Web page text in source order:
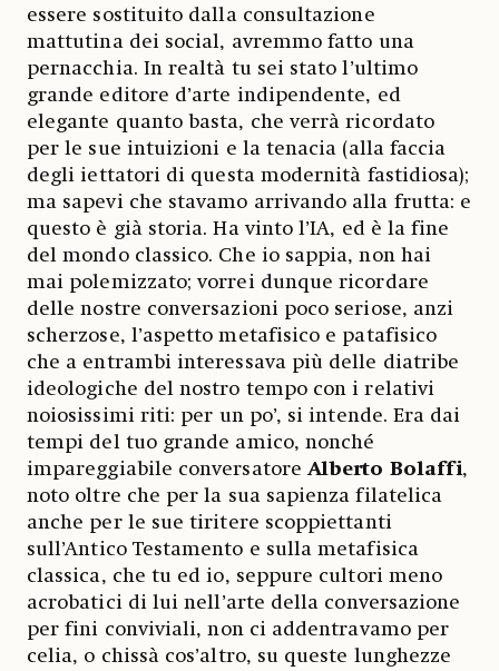
essere sostituito dalla consultazione
mattutina dei social, avremmo fatto una
pernacchia. In realtà tu sei stato l’ultimo
grande editore d’arte indipendente, ed
elegante quanto basta, che verrà ricordato
per le sue intuizioni e la tenacia (alla faccia
degli iettatori di questa modernità fastidiosa);
ma sapevi che stavamo arrivando alla frutta: e
questo è già storia. Ha vinto l’IA, ed è la fine
del mondo classico. Che io sappia, non hai
mai polemizzato; vorrei dunque ricordare
delle nostre conversazioni poco seriose, anzi
scherzose, l’aspetto metafisico e patafisico
che a entrambi interessava più delle diatribe
ideologiche del nostro tempo con i relativi
noiosissimi riti: per un po’, si intende. Era dai
tempi del tuo grande amico, nonché
impareggiabile conversatore Alberto Bolaffi,
noto oltre che per la sua sapienza filatelica
anche per le sue tiritere scoppiettanti
sull’Antico Testamento e sulla metafisica
classica, che tu ed io, seppure cultori meno
acrobatici di lui nell’arte della conversazione
per fini conviviali, non ci addentravamo per
celia, o chissà cos’altro, su queste lunghezze